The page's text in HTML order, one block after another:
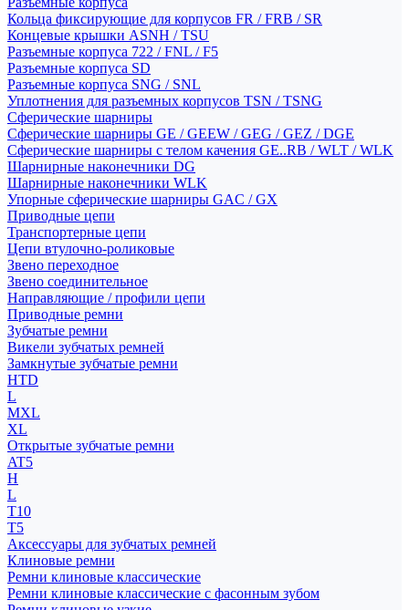
Кольца фиксирующие для корпусов FR / FRB / SR
Концевые крышки ASNH / TSU
Разъемные корпуса 722 / FNL / F5
Разъемные корпуса SD
Разъемные корпуса SNG / SNL
Уплотнения для разъемных корпусов TSN / TSNG
Сферические шарниры
Сферические шарниры GE / GEEW / GEG / GEZ / DGE
Сферические шарниры с телом качения GE..RB / WLT / WLK
Шарнирные наконечники DG
Шарнирные наконечники WLK
Упорные сферические шарниры GAC / GX
Приводные цепи
Транспортерные цепи
Цепи втулочно-роликовые
Звено переходное
Звено соединительное
Направляющие / профили цепи
Приводные ремни
Зубчатые ремни
Викели зубчатых ремней
Замкнутые зубчатые ремни
HTD
L
MXL
XL
Открытые зубчатые ремни
AT5
H
L
T10
T5
Аксессуары для зубчатых ремней
Клиновые ремни
Ремни клиновые классические
Ремни клиновые классические с фасонным зубом